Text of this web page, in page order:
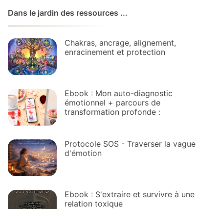
Dans le jardin des ressources ...
Chakras, ancrage, alignement,
enracinement et protection
Ebook : Mon auto-diagnostic
émotionnel + parcours de
transformation profonde :
Protocole SOS - Traverser la vague
d'émotion
Ebook : S'extraire et survivre à une
relation toxique